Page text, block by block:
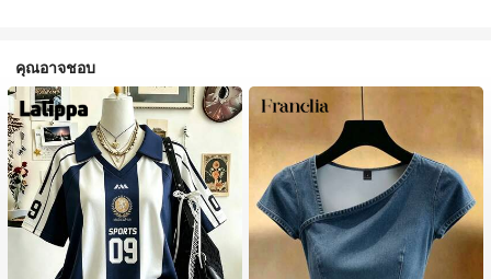
คุณอาจชอบ